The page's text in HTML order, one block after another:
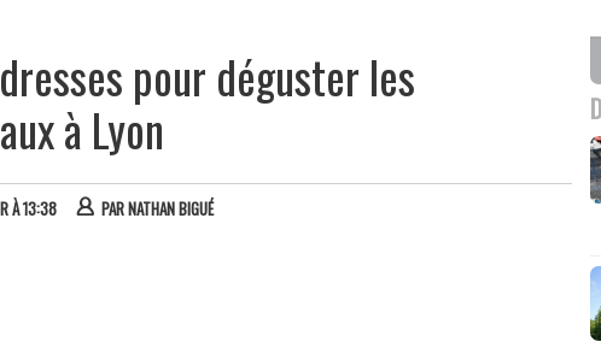
pour déguster les
à Lyon
À 13:38 PARNATHAN BIGUÉ